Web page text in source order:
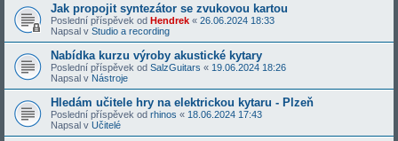
Jak propojit syntezátor se zvukovou kartou
Poslední příspěvek od Hendrek « 26.06.2024 18:33
Napsal v Studio a recording
Nabídka kurzu výroby akustické kytary
Poslední příspěvek od SalzGuitars « 19.06.2024 18:26
Napsal v Nástroje
Hledám učitele hry na elektrickou kytaru - Plzeň
Poslední příspěvek od rhinos « 18.06.2024 17:43
Napsal v Učitelé